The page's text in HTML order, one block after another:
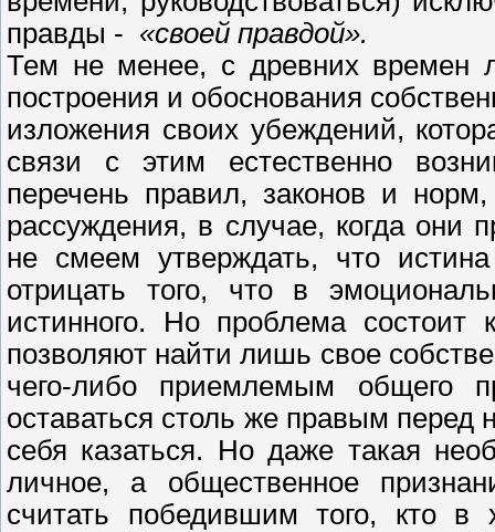
правды - «своей правдой».
Тем не менее, с древних времен
построения и обоснования
изложения своих убеждений,
связи с этим естественно
перечень правил, законов и
рассуждения, в случае, когда они
не смеем утверждать, что
отрицать того, что в
истинного. Но проблема
позволяют найти лишь свое
чего-либо приемлемым общего
оставаться столь же правым
себя казаться. Но даже такая
личное, а общественное
считать победившим того, кто в